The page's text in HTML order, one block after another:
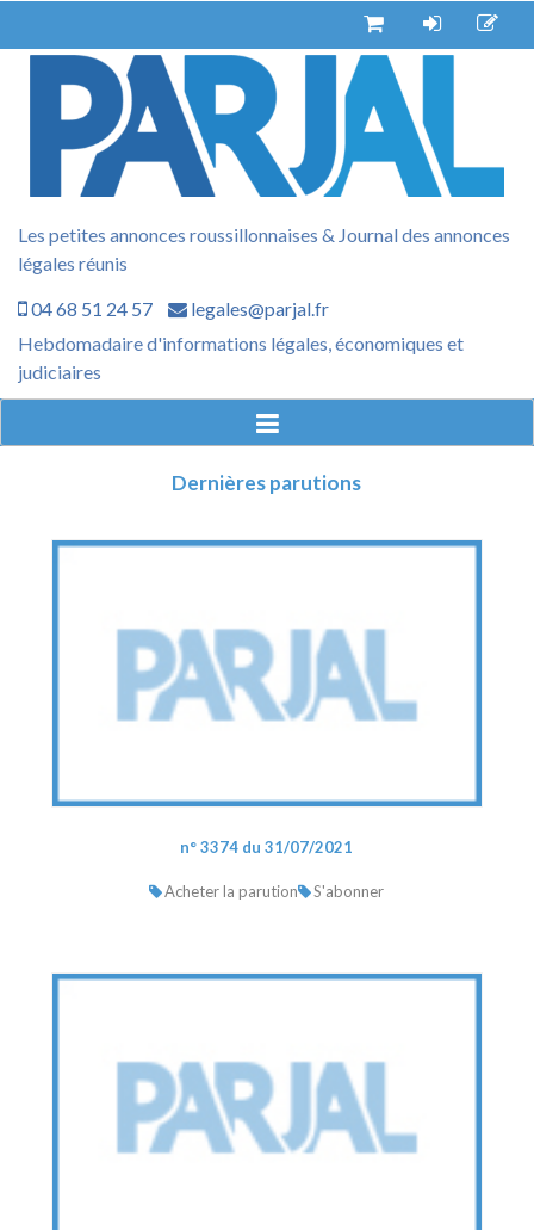
Les petites annonces roussillonnaises & Journal des annonces
légales réunis
04 68 51 24 57
legales@parjal.fr
Hebdomadaire d'informations légales, économiques et
judiciaires
Dernières parutions
n° 3374 du 31/07/2021
Acheter la parution S'abonner